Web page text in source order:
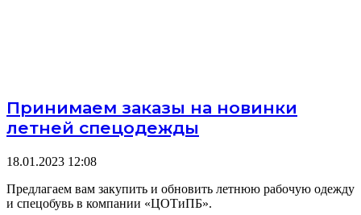
Принимаем заказы на новинки
летней спецодежды
18.01.2023 12:08
Предлагаем вам закупить и обновить летнюю рабочую одежду
и спецобувь в компании «ЦОТиПБ».